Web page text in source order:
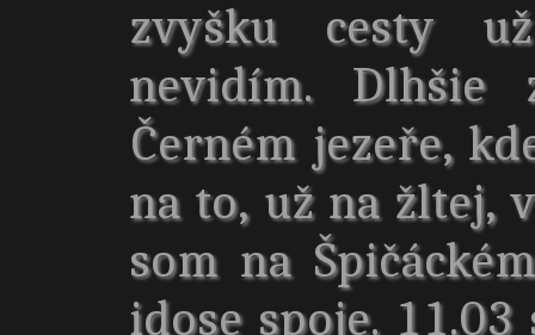
zvyšku cesty
nevidím. Dlhšie
Černém jezeře,
na to, už na žltej,
som na
idose spoje.